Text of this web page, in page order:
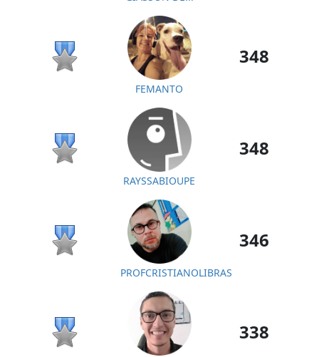
FEMANTO
348
RAYSSABIOUPE
348
PROFCRISTIANOLIBRAS
346
338